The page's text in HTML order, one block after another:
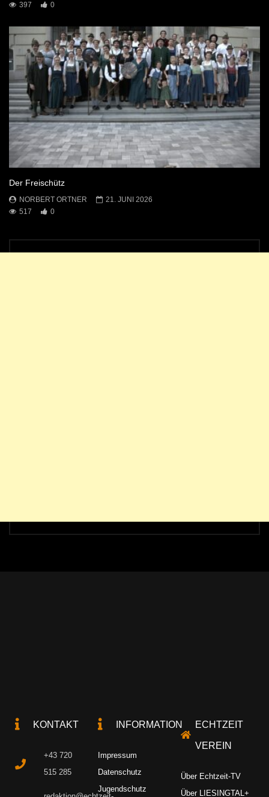
397
0
Der Freischütz
NORBERT ORTNER
21. JUNI 2026
517
0
KONTAKT
+43 720
515 285
INFORMATION
Impressum
Datenschutz
Jugendschutz
ECHTZEIT
VEREIN
Über Echtzeit-TV
Über LIESINGTAL+